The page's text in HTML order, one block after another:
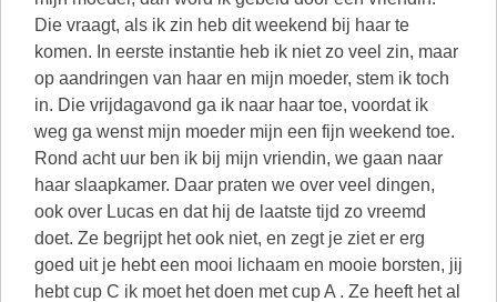
Die vraagt, als ik zin heb dit weekend bij haar te
komen. In eerste instantie heb ik niet zo veel zin, maar
op aandringen van haar en mijn moeder, stem ik toch
in. Die vrijdagavond ga ik naar haar toe, voordat ik
weg ga wenst mijn moeder mijn een fijn weekend toe.
Rond acht uur ben ik bij mijn vriendin, we gaan naar
haar slaapkamer. Daar praten we over veel dingen,
ook over Lucas en dat hij de laatste tijd zo vreemd
doet. Ze begrijpt het ook niet, en zegt je ziet er erg
goed uit je hebt een mooi lichaam en mooie borsten, jij
hebt cup C ik moet het doen met cup A . Ze heeft het al